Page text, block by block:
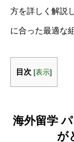
方を詳しく解説
に合った最適な
目次 [表示]
海外留学
が